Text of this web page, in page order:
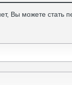
Вы можете стать